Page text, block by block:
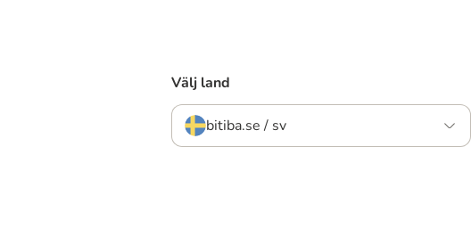
Välj land
bitiba.se / sv